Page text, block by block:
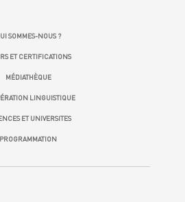
SOMMES-NOUS ?
ET CERTIFICATIONS
MÉDIATHÈQUE
LINGUISTIQUE
ET UNIVERSITES
PROGRAMMATION